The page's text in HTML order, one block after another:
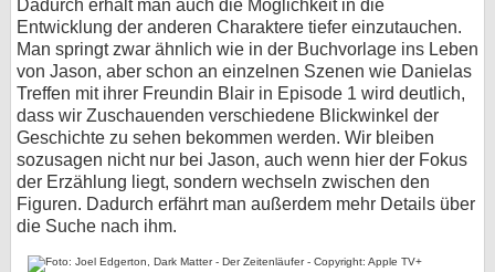
Dadurch erhält man auch die Möglichkeit in die
Entwicklung der anderen Charaktere tiefer einzutauchen.
Man springt zwar ähnlich wie in der Buchvorlage ins Leben
von Jason, aber schon an einzelnen Szenen wie Danielas
Treffen mit ihrer Freundin Blair in Episode 1 wird deutlich,
dass wir Zuschauenden verschiedene Blickwinkel der
Geschichte zu sehen bekommen werden. Wir bleiben
sozusagen nicht nur bei Jason, auch wenn hier der Fokus
der Erzählung liegt, sondern wechseln zwischen den
Figuren. Dadurch erfährt man außerdem mehr Details über
die Suche nach ihm.